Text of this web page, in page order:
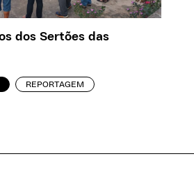
dos Sertões das
REPORTAGEM